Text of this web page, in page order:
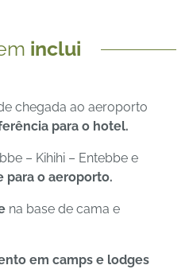
inclui
chegada ao aeroporto
para o hotel.
– Kihihi – Entebbe e
para o aeroporto.
na base de cama e
em camps e lodges